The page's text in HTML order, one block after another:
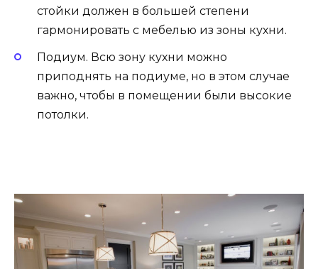
стойки должен в большей степени
гармонировать с мебелью из зоны кухни.
Подиум. Всю зону кухни можно
приподнять на подиуме, но в этом случае
важно, чтобы в помещении были высокие
потолки.